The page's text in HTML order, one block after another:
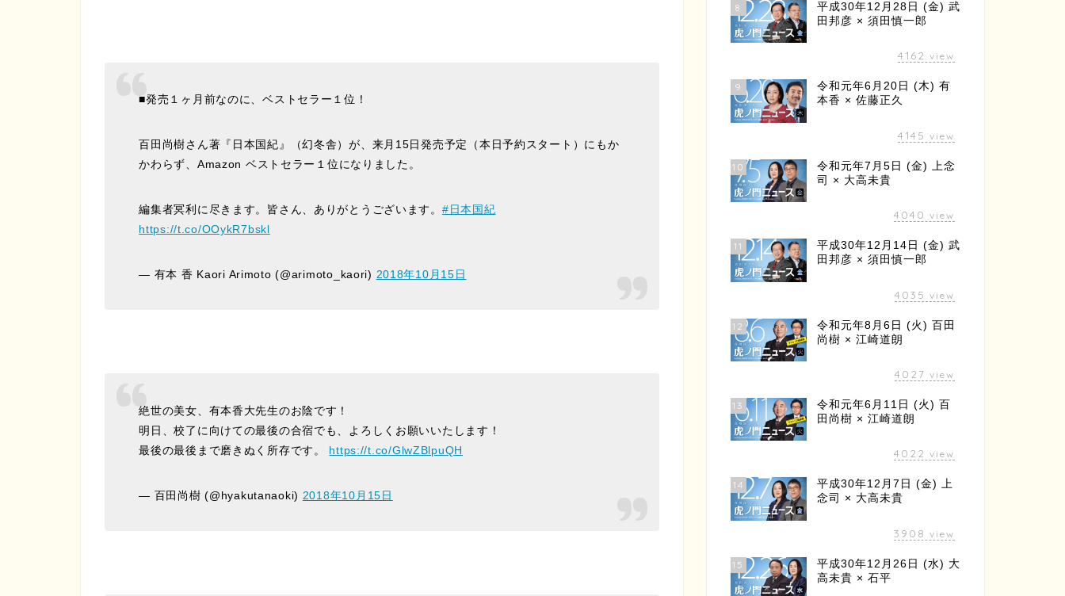
■発売１ヶ月前なのに、ベストセラー１位！
百田尚樹さん著『日本国紀』（幻冬舎）が、来月15日発売予定（本日予約スタート）にもか
かわらず、Amazon ベストセラー１位になりました。
編集者冥利に尽きます。皆さん、ありがとうございます。 #日本国紀
https://t.co/OOykR7bskl
— 有本 香 Kaori Arimoto (@arimoto_kaori) 2018年10月15日
絶世の美女、有本香大先生のお陰です！
明日、校了に向けての最後の合宿でも、よろしくお願いいたします！
最後の最後まで磨きぬく所存です。 https://t.co/GlwZBlpuQH
— 百田尚樹 (@hyakutanaoki) 2018年10月15日
8
平成30年12月28日 (金) 武
田邦彦 × 須田慎一郎
4162 view
9
令和元年6月20日 (木) 有
本香 × 佐藤正久
4145 view
10
令和元年7月5日 (金) 上念
司 × 大高未貴
4040 view
11
平成30年12月14日 (金) 武
田邦彦 × 須田慎一郎
4035 view
12
令和元年8月6日 (火) 百田
尚樹 × 江崎道朗
4027 view
13
令和元年6月11日 (火) 百
田尚樹 × 江崎道朗
4022 view
14
平成30年12月7日 (金) 上
念司 × 大高未貴
3908 view
15
平成30年12月26日 (水) 大
高未貴 × 石平